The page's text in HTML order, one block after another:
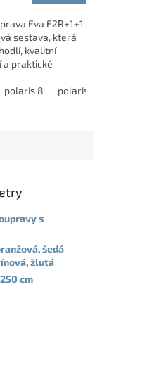
07
Eva E2R+1+1
sestava, která
kvalitní
a praktické
doplněná
polaris 8 polaris 10
s
,šedá
,žlutá
cm